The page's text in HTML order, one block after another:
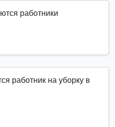
работники
работник на уборку в